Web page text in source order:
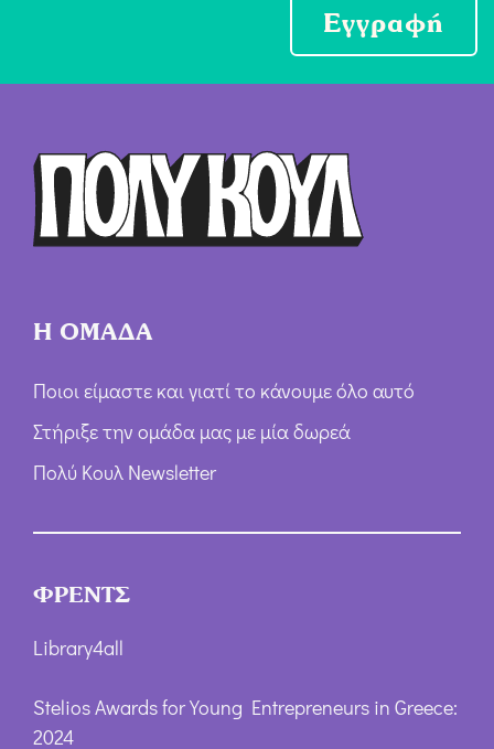
ή
Εγγραφή
Η ΟΜΑΔΑ
Ποιοι είμαστε και γιατί το κάνουμε όλο αυτό
Στήριξε την ομάδα μας με μία δωρεά
Πολύ Κουλ Newsletter
ΦΡΕΝΤΣ
Library4all
Stelios Awards for Young Entrepreneurs in Greece:
2024